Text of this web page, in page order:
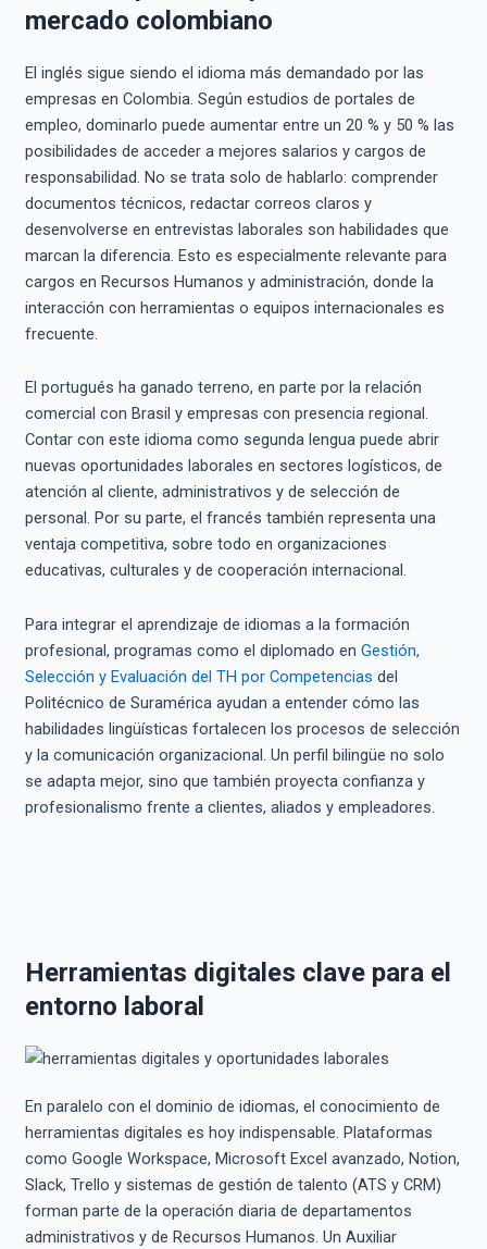
mercado colombiano
El inglés sigue siendo el idioma más demandado por las
empresas en Colombia. Según estudios de portales de
empleo, dominarlo puede aumentar entre un 20 % y 50 % las
posibilidades de acceder a mejores salarios y cargos de
responsabilidad. No se trata solo de hablarlo: comprender
documentos técnicos, redactar correos claros y
desenvolverse en entrevistas laborales son habilidades que
marcan la diferencia. Esto es especialmente relevante para
cargos en Recursos Humanos y administración, donde la
interacción con herramientas o equipos internacionales es
frecuente.
El portugués ha ganado terreno, en parte por la relación
comercial con Brasil y empresas con presencia regional.
Contar con este idioma como segunda lengua puede abrir
nuevas oportunidades laborales en sectores logísticos, de
atención al cliente, administrativos y de selección de
personal. Por su parte, el francés también representa una
ventaja competitiva, sobre todo en organizaciones
educativas, culturales y de cooperación internacional.
Para integrar el aprendizaje de idiomas a la formación
profesional, programas como el diplomado en Gestión,
Selección y Evaluación del TH por Competencias del
Politécnico de Suramérica ayudan a entender cómo las
habilidades lingüísticas fortalecen los procesos de selección
y la comunicación organizacional. Un perfil bilingüe no solo
se adapta mejor, sino que también proyecta confianza y
profesionalismo frente a clientes, aliados y empleadores.
Herramientas digitales clave para el
entorno laboral
En paralelo con el dominio de idiomas, el conocimiento de
herramientas digitales es hoy indispensable. Plataformas
como Google Workspace, Microsoft Excel avanzado, Notion,
Slack, Trello y sistemas de gestión de talento (ATS y CRM)
forman parte de la operación diaria de departamentos
administrativos y de Recursos Humanos. Un Auxiliar